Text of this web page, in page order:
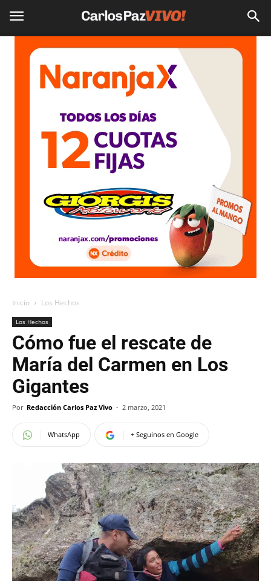
Inicio Los Hechos
Los Hechos
Cómo fue el rescate de
María del Carmen en Los
Gigantes
Por Redacción Carlos Paz Vivo - 2 marzo, 2021
WhatsApp + Seguinos en Google